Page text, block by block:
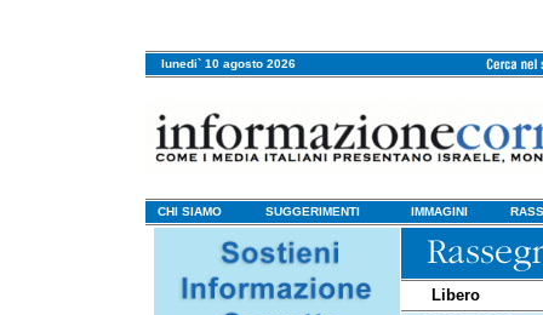
lunedi` 10 agosto 2026
CHI SIAMO SUGGERIMENTI IMMAGINI
Libero